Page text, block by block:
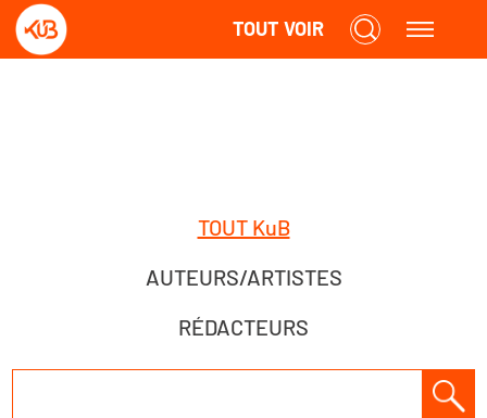
TOUT VOIR
TOUT KuB
AUTEURS/ARTISTES
RÉDACTEURS